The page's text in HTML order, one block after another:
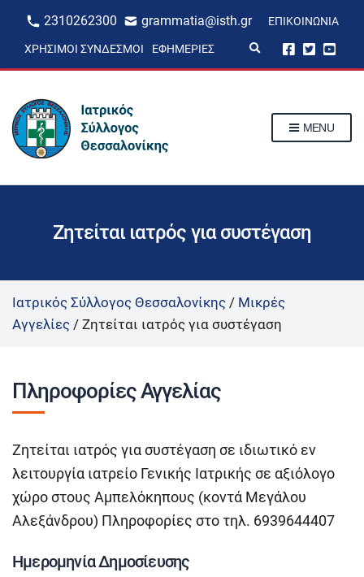
2310262300 grammatia@isth.gr ΕΠΙΚΟΙΝΩΝΊΑ
ΧΡΉΣΙΜΟΙ ΣΎΝΔΕΣΜΟΙ ΕΦΗΜΕΡΊΕΣ
p
m
MENU
Ζητείται ιατρός για συστέγαση
Ιατρικός Σύλλογος Θεσσαλονίκης / Μικρές
Αγγελίες / Ζητείται ιατρός για συστέγαση
Πληροφορίες Αγγελίας
Ζητείται ιατρός για συστέγαση σε ιδιωτικό εν
λειτουργία ιατρείο Γενικής Ιατρικής σε αξιόλογο
χώρο στους Αμπελόκηπους (κοντά Μεγάλου
Αλεξάνδρου) Πληροφορίες στο τηλ. 6939644407
Ημερομηνία Δημοσίευσης